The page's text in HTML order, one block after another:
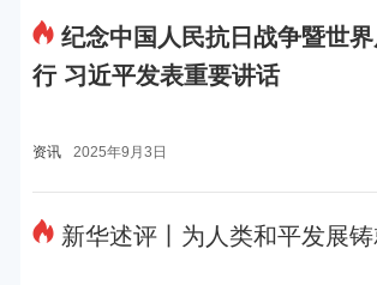
纪念中国人民抗日战争暨世
行 习近平发表重要讲话
资讯 2025年9月3日
新华述评丨为人类和平发展